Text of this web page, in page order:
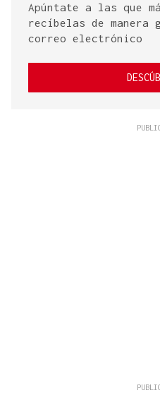
Apúntate a las que
recíbelas de
correo electrónico